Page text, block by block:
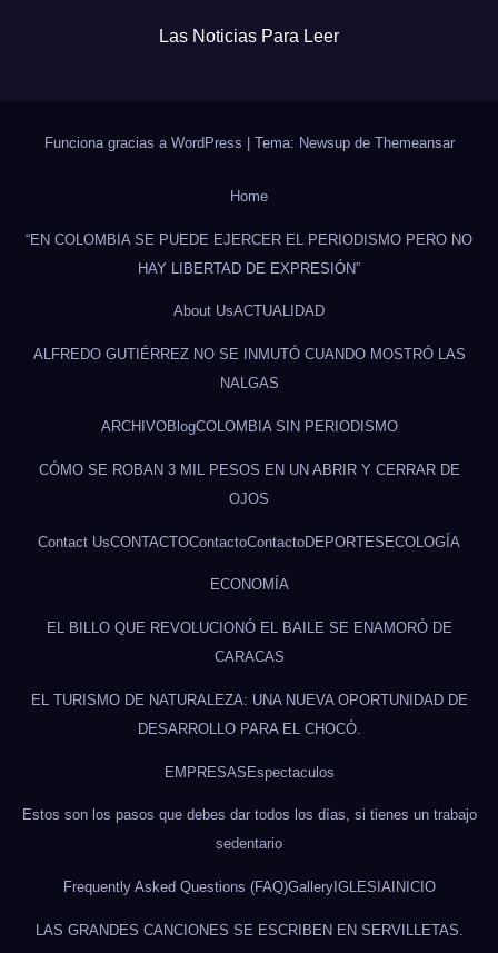
Las Noticias Para Leer
Funciona gracias a WordPress | Tema: Newsup de Themeansar
Home
“EN COLOMBIA SE PUEDE EJERCER EL PERIODISMO PERO NO
HAY LIBERTAD DE EXPRESIÓN”
About UsACTUALIDAD
ALFREDO GUTIÉRREZ NO SE INMUTÓ CUANDO MOSTRÓ LAS
NALGAS
ARCHIVOBlogCOLOMBIA SIN PERIODISMO
CÓMO SE ROBAN 3 MIL PESOS EN UN ABRIR Y CERRAR DE
OJOS
Contact UsCONTACTOContactoContactoDEPORTESECOLOGÍA
ECONOMÍA
EL BILLO QUE REVOLUCIONÓ EL BAILE SE ENAMORÓ DE
CARACAS
EL TURISMO DE NATURALEZA: UNA NUEVA OPORTUNIDAD DE
DESARROLLO PARA EL CHOCÓ.
EMPRESASEspectaculos
Estos son los pasos que debes dar todos los días, si tienes un trabajo
sedentario
Frequently Asked Questions (FAQ)GalleryIGLESIAINICIO
LAS GRANDES CANCIONES SE ESCRIBEN EN SERVILLETAS.